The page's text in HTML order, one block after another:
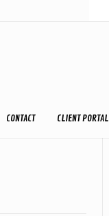
CONTACT CLIENT PORTAL